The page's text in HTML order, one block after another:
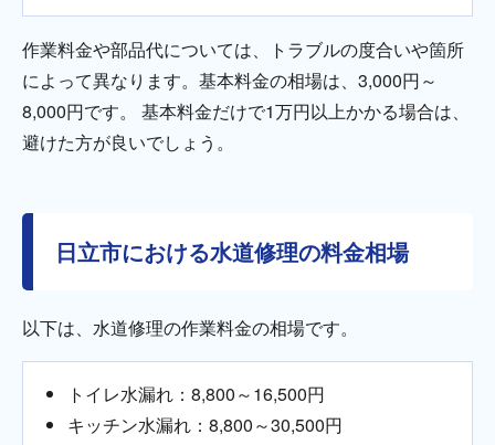
作業料金や部品代については、トラブルの度合いや箇所
によって異なります。基本料金の相場は、3,000円～
8,000円です。 基本料金だけで1万円以上かかる場合は、
避けた方が良いでしょう。
日立市における水道修理の料金相場
以下は、水道修理の作業料金の相場です。
トイレ水漏れ：8,800～16,500円
キッチン水漏れ：8,800～30,500円